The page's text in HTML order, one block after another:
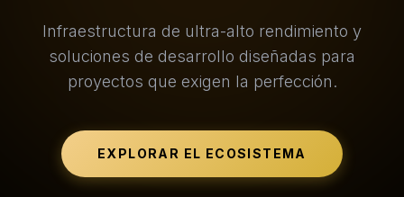
Infraestructura de ultra-alto rendimiento y
soluciones de desarrollo diseñadas para
proyectos que exigen la perfección.
EXPLORAR EL ECOSISTEMA